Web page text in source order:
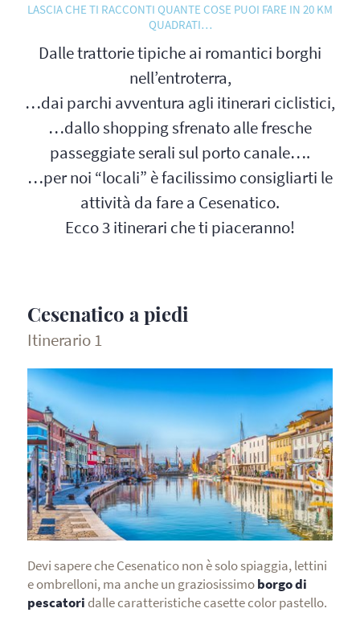
LASCIA CHE TI RACCONTI QUANTE COSE PUOI FARE IN 20 KM
QUADRATI…
Dalle trattorie tipiche ai romantici borghi
nell’entroterra,
…dai parchi avventura agli itinerari ciclistici,
…dallo shopping sfrenato alle fresche
passeggiate serali sul porto canale….
…per noi “locali” è facilissimo consigliarti le
attività da fare a Cesenatico.
Ecco 3 itinerari che ti piaceranno!
Cesenatico a piedi
Itinerario 1
Devi sapere che Cesenatico non è solo spiaggia, lettini
e ombrelloni, ma anche un graziosissimoborgo di
pescatoridalle caratteristiche casette color pastello.